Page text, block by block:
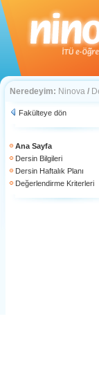
Neredeyim: Ninova /
Fakülteye dön
Ana Sayfa
Dersin Bilgileri
Dersin Haftalık Planı
Değerlendirme Kriterleri